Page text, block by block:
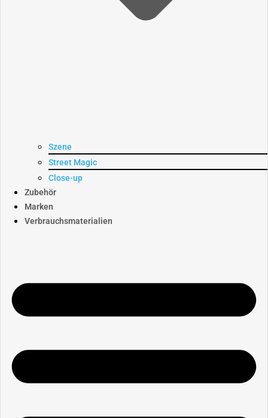
Szene
Street Magic
Close-up
Zubehör
Marken
Verbrauchsmaterialien